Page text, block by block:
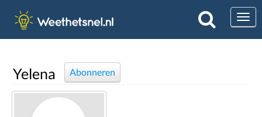
Yelena Abonneren